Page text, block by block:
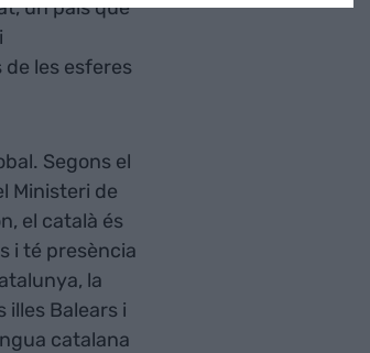
un país que
les esferes
Segons el
Ministeri de
el català és
i té presència
la
illes Balears i
catalana